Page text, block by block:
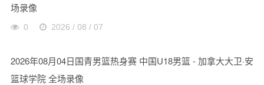
场录像
0 2026 / 08 / 07
2026年08月04日国青男篮热身赛 中国U18男篮 - 加拿大大卫·安
篮球学院 全场录像